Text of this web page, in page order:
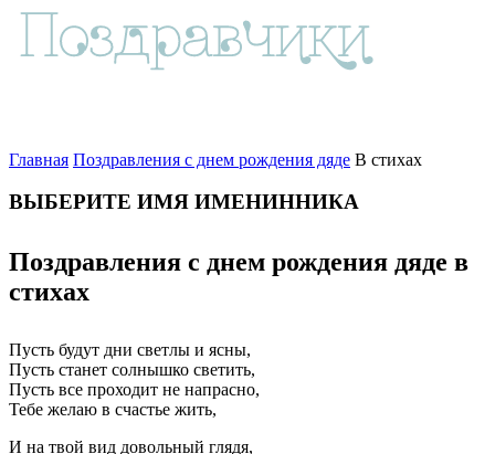
Главная Поздравления с днем рождения дяде В стихах
ВЫБЕРИТЕ ИМЯ ИМЕНИННИКА
Поздравления с днем рождения дяде в
стихах
Пусть будут дни светлы и ясны,
Пусть станет солнышко светить,
Пусть все проходит не напрасно,
Тебе желаю в счастье жить,
И на твой вид довольный глядя,